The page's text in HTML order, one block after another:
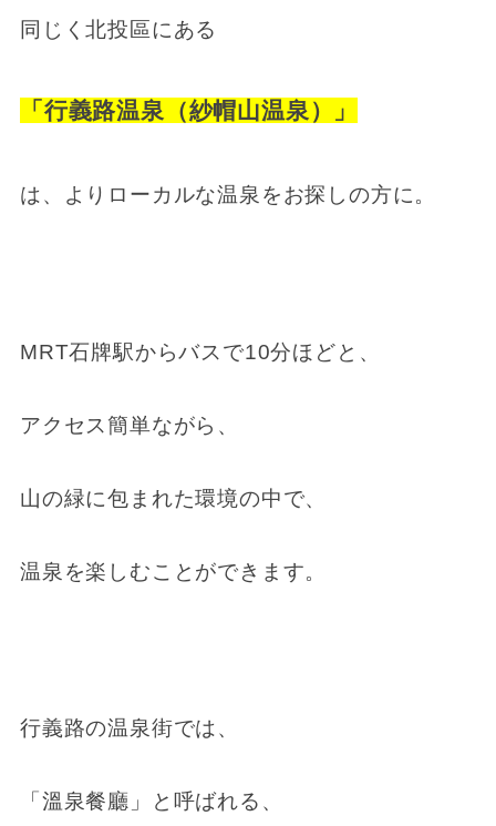
同じく北投區にある
「行義路温泉（紗帽山温泉）」
は、よりローカルな温泉をお探しの方に。
MRT石牌駅からバスで10分ほどと、
アクセス簡単ながら、
山の緑に包まれた環境の中で、
温泉を楽しむことができます。
行義路の温泉街では、
「溫泉餐廳」と呼ばれる、